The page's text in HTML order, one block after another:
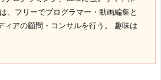
、フリーでプログラマー・動画編集と
ィアの顧問・コンサルを行う。 趣味は